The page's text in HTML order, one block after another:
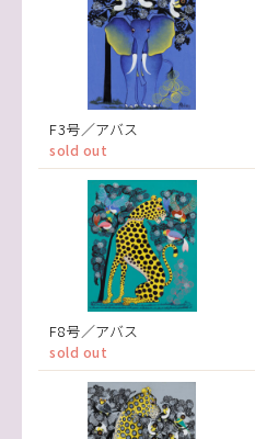
F3号／アバス
sold out
F8号／アバス
sold out